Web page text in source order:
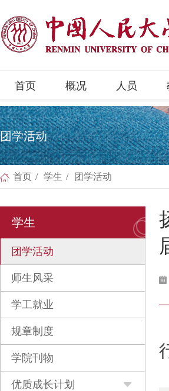
首页 概况 人员
团学活动
首页 / 学生 / 团学活动
学生
团学活动
师生风采
学工就业
规章制度
学院刊物
优质成长计划